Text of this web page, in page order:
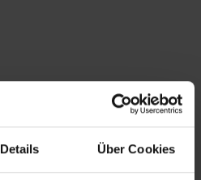
Details Über Cookies